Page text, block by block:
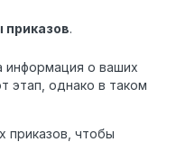
.
информация о ваших
этап, однако в таком
приказов, чтобы